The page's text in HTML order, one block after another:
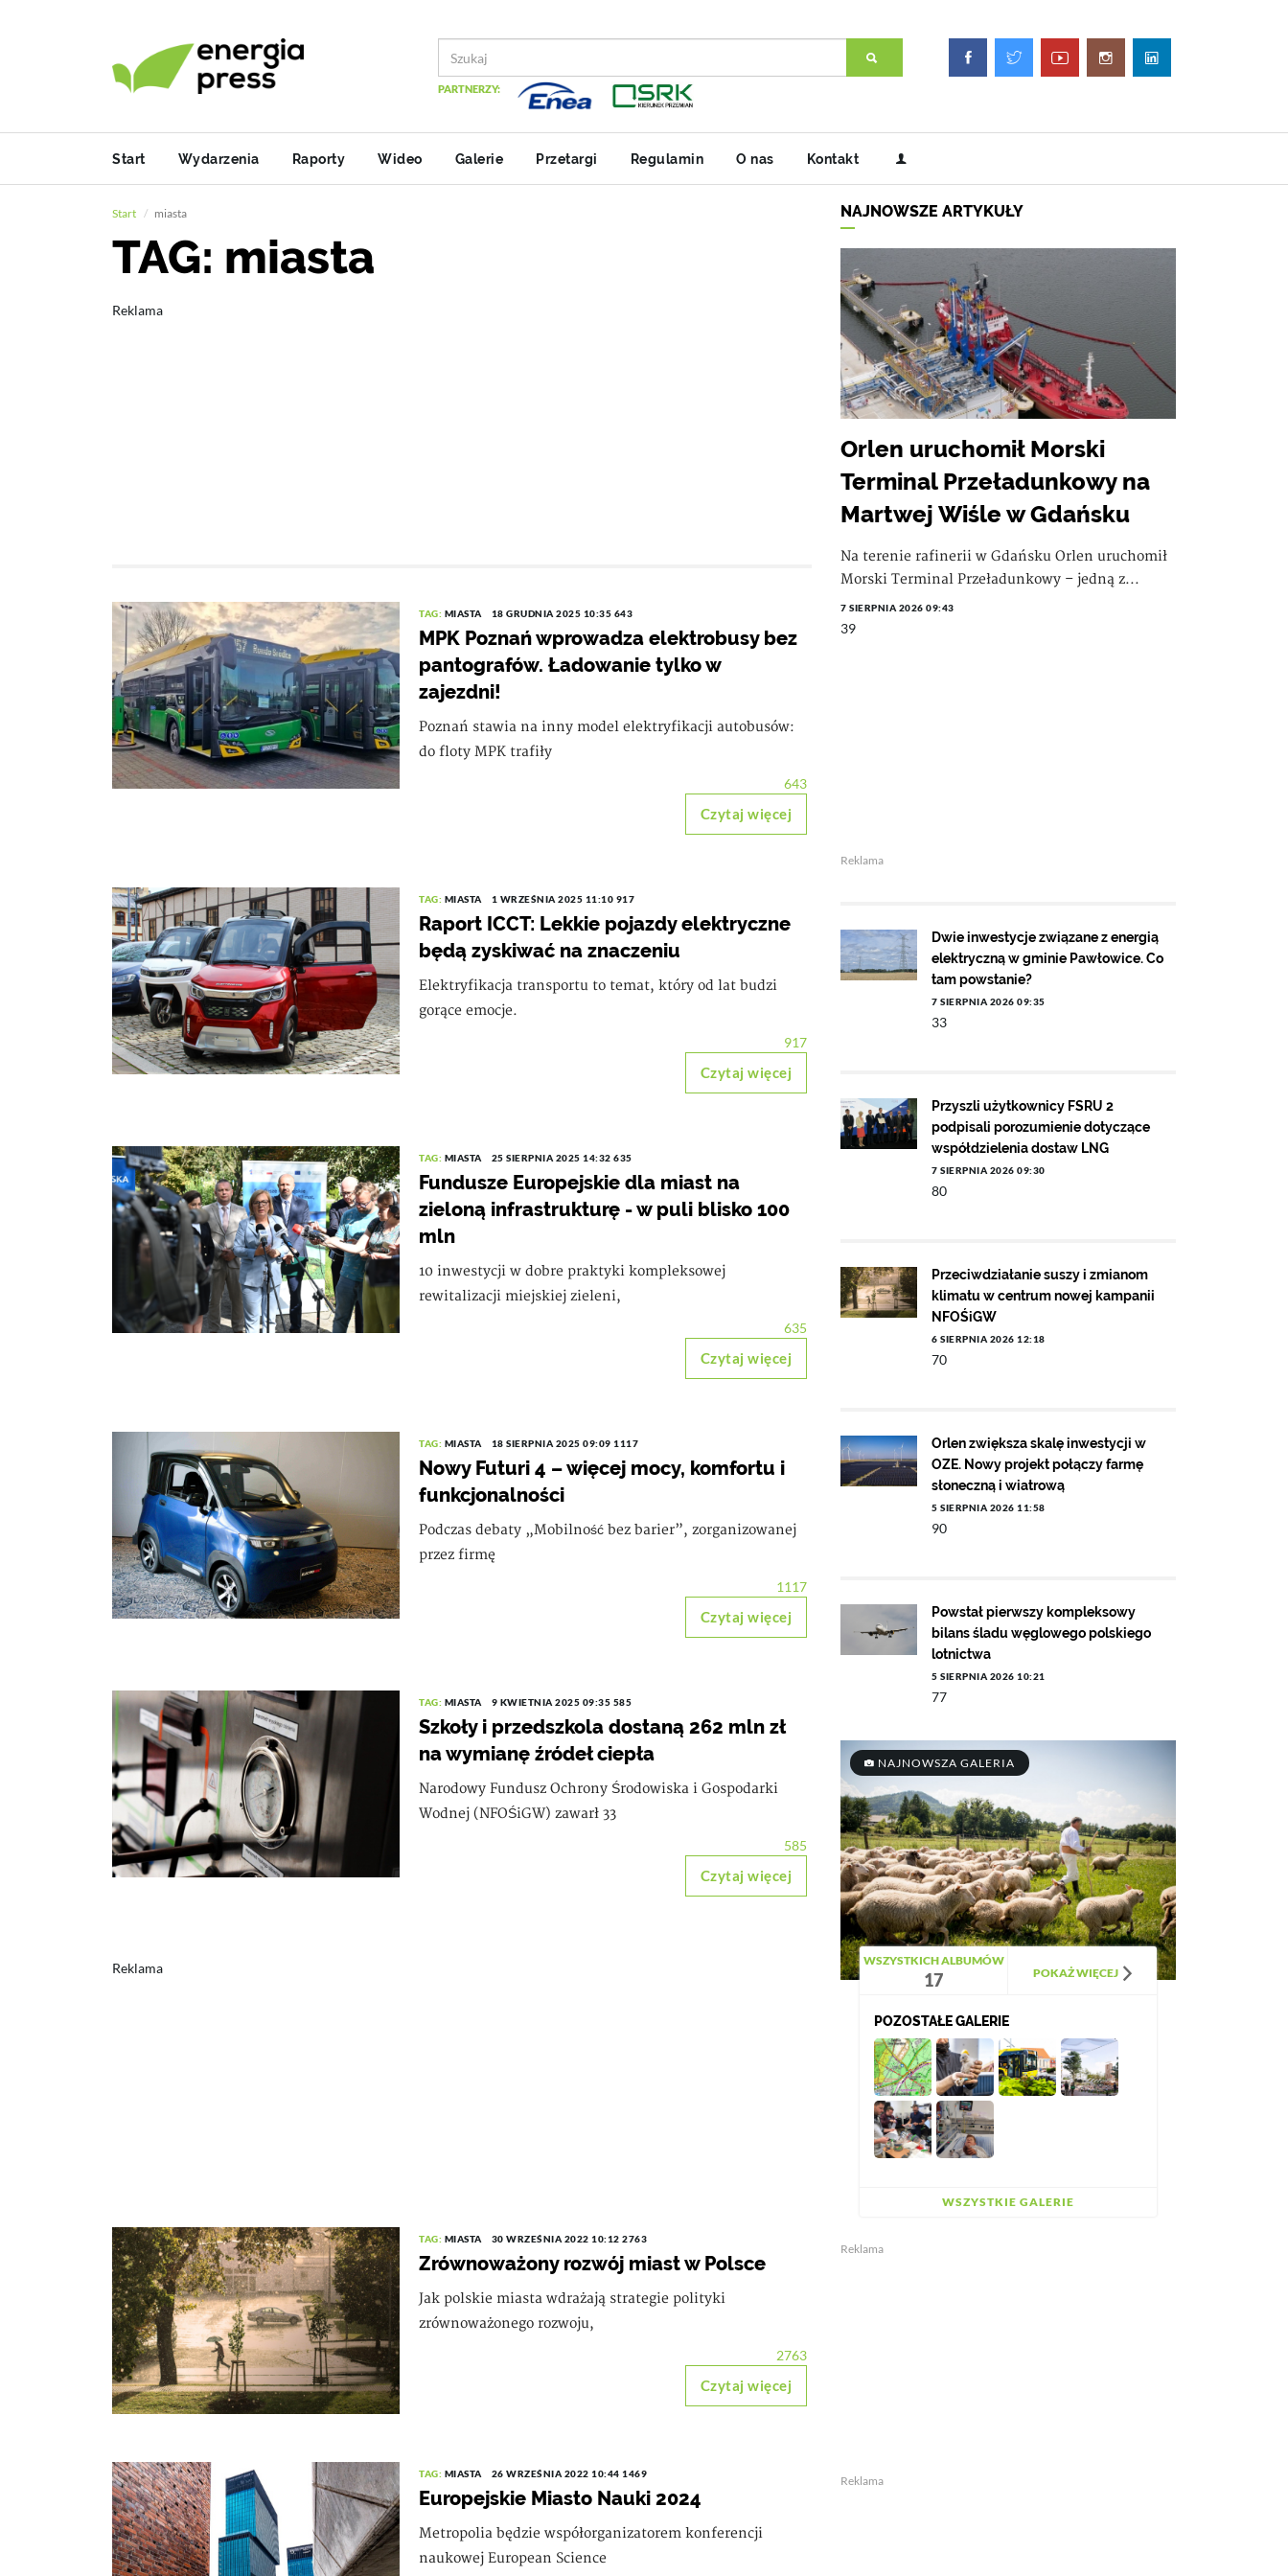
PARTNERZY:
Start Wydarzenia Raporty Wideo Galerie Przetargi Regulamin O nas Kontakt
Start miasta
TAG: miasta
Reklama
TAG: MIASTA 18 GRUDNIA 2025 10:35 643
MPK Poznań wprowadza elektrobusy bez
pantografów. Ładowanie tylko w
zajezdni!
Poznań stawia na inny model elektryfikacji autobusów:
do floty MPK trafiły
643
Czytaj więcej
TAG: MIASTA 1 WRZEŚNIA 2025 11:10 917
Raport ICCT: Lekkie pojazdy elektryczne
będą zyskiwać na znaczeniu
Elektryfikacja transportu to temat, który od lat budzi
gorące emocje.
917
Czytaj więcej
TAG: MIASTA 25 SIERPNIA 2025 14:32 635
Fundusze Europejskie dla miast na
zieloną infrastrukturę - w puli blisko 100
mln
10 inwestycji w dobre praktyki kompleksowej
rewitalizacji miejskiej zieleni,
635
Czytaj więcej
TAG: MIASTA 18 SIERPNIA 2025 09:09 1117
Nowy Futuri 4 – więcej mocy, komfortu i
funkcjonalności
Podczas debaty „Mobilność bez barier”, zorganizowanej
przez firmę
1117
Czytaj więcej
TAG: MIASTA 9 KWIETNIA 2025 09:35 585
Szkoły i przedszkola dostaną 262 mln zł
na wymianę źródeł ciepła
Narodowy Fundusz Ochrony Środowiska i Gospodarki
Wodnej (NFOŚiGW) zawarł 33
585
Czytaj więcej
Reklama
TAG: MIASTA 30 WRZEŚNIA 2022 10:12 2763
Zrównoważony rozwój miast w Polsce
Jak polskie miasta wdrażają strategie polityki
zrównoważonego rozwoju,
2763
Czytaj więcej
TAG: MIASTA 26 WRZEŚNIA 2022 10:44 1469
Europejskie Miasto Nauki 2024
Metropolia będzie współorganizatorem konferencji
naukowej European Science
NAJNOWSZE ARTYKUŁY
Orlen uruchomił Morski
Terminal Przeładunkowy na
Martwej Wiśle w Gdańsku
Na terenie rafinerii w Gdańsku Orlen uruchomił
Morski Terminal Przeładunkowy – jedną z...
7 SIERPNIA 2026 09:43
39
Reklama
Dwie inwestycje związane z energią
elektryczną w gminie Pawłowice. Co
tam powstanie?
7 SIERPNIA 2026 09:35
33
Przyszli użytkownicy FSRU 2
podpisali porozumienie dotyczące
współdzielenia dostaw LNG
7 SIERPNIA 2026 09:30
80
Przeciwdziałanie suszy i zmianom
klimatu w centrum nowej kampanii
NFOŚiGW
6 SIERPNIA 2026 12:18
70
Orlen zwiększa skalę inwestycji w
OZE. Nowy projekt połączy farmę
słoneczną i wiatrową
5 SIERPNIA 2026 11:58
90
Powstał pierwszy kompleksowy
bilans śladu węglowego polskiego
lotnictwa
5 SIERPNIA 2026 10:21
77
NAJNOWSZA GALERIA
WSZYSTKICH ALBUMÓW
17 POKAŻ WIĘCEJ
POZOSTAŁE GALERIE
WSZYSTKIE GALERIE
Reklama
Reklama